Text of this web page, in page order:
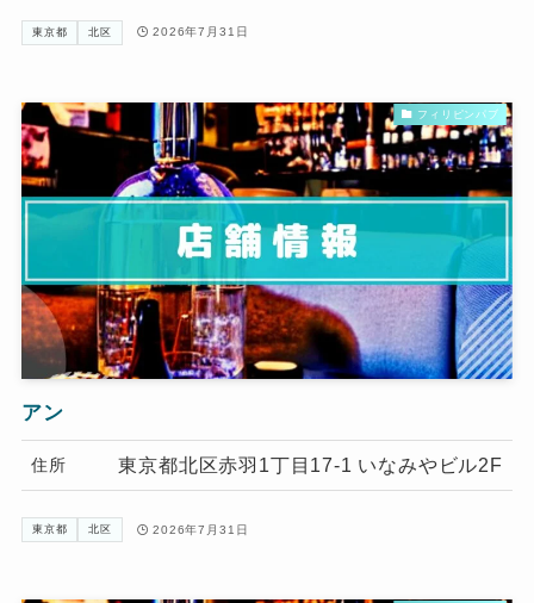
東京都 北区 2026年7月31日
フィリピンパブ
アン
住所 東京都北区赤羽1丁目17-1 いなみやビル2F
東京都 北区 2026年7月31日